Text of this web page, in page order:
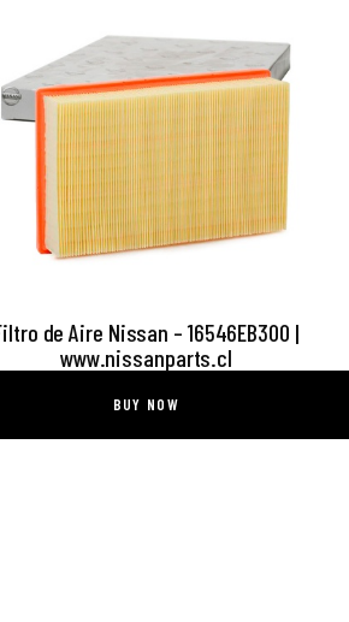
de Aire Nissan – 16546EB300 |
www.nissanparts.cl
BUY NOW